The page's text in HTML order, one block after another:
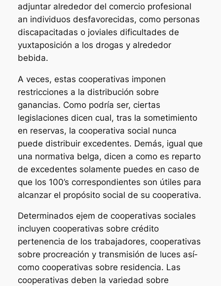
adjuntar alrededor del comercio profesional
an individuos desfavorecidas, como personas
discapacitadas o joviales dificultades de
yuxtaposición a los drogas y alrededor
bebida.
A veces, estas cooperativas imponen
restricciones a la distribución sobre
ganancias. Como podrí­a ser, ciertas
legislaciones dicen cual, tras la sometimiento
en reservas, la cooperativa social nunca
puede distribuir excedentes. Demás, igual que
una normativa belga, dicen a como es reparto
de excedentes solamente puedes en caso de
que los 100’s correspondientes son útiles para
alcanzar el propósito social de su cooperativa.
Determinados ejem de cooperativas sociales
incluyen cooperativas sobre crédito
pertenencia de los trabajadores, cooperativas
sobre procreación y transmisión de luces así­
como cooperativas sobre residencia. Las
cooperativas deben la variedad sobre